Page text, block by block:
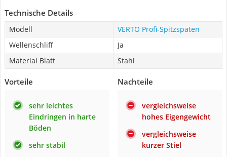
Technische Details
Modell
VERTO Profi-Spitzspaten
Wellenschliff
Ja
Material Blatt
Stahl
Vorteile
sehr leichtes
Eindringen in harte
Böden
sehr stabil
Nachteile
vergleichsweise
hohes Eigengewicht
vergleichsweise
kurzer Stiel